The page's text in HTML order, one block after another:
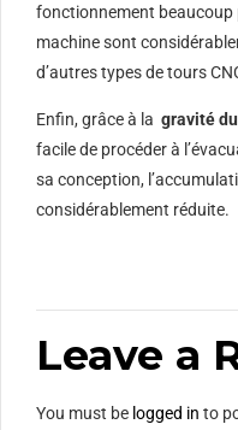
fonctionnement beaucoup
machine sont
d’autres types de tours
Enfin, grâce à la gravité
facile de procéder à
sa conception,
considérablement réduite.
Leave a
You must be logged in to